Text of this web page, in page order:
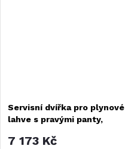
Servisní dvířka pro plynové
lahve s pravými panty,
7 173 Kč